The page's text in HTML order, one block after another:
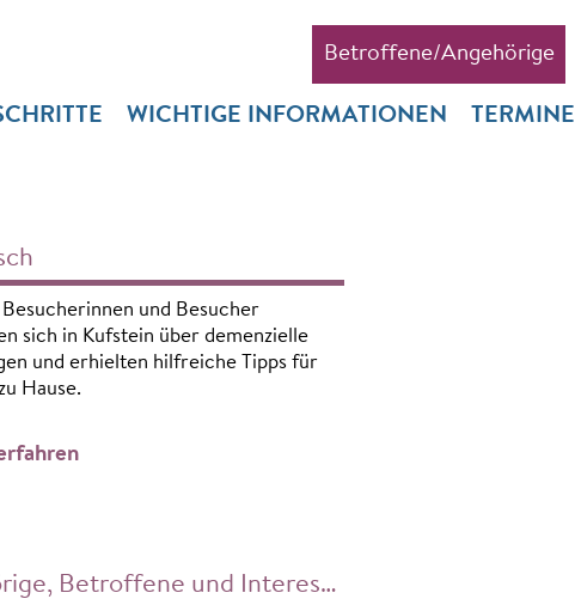
Betroffene/Angehörige
WICHTIGE INFORMATIONEN TERMINE
und Besucher
sich in Kufstein über demenzielle
und erhielten hilfreiche Tipps für
Hause.
Betroffene und Interessierte